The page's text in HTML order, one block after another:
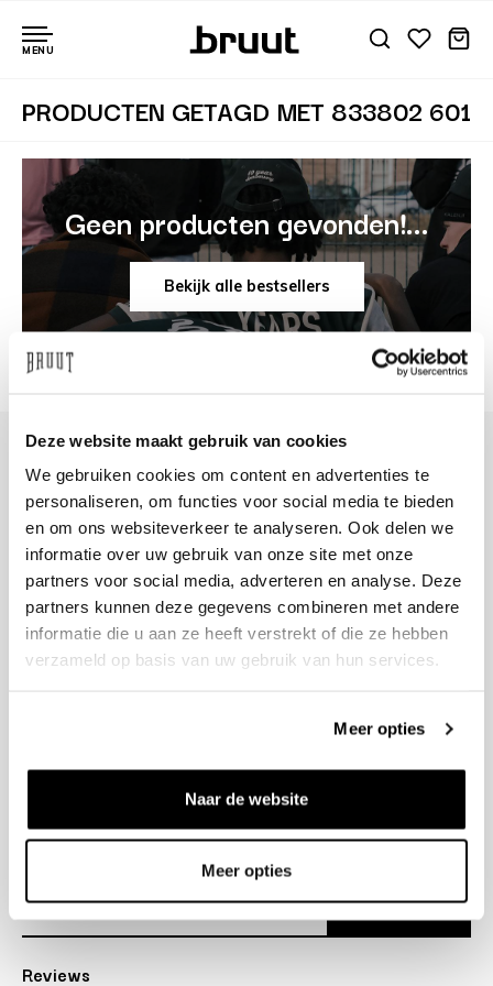
Deze website maakt gebruik van cookies
We gebruiken cookies om content en advertenties te
personaliseren, om functies voor social media te bieden
en om ons websiteverkeer te analyseren. Ook delen we
informatie over uw gebruik van onze site met onze
partners voor social media, adverteren en analyse. Deze
partners kunnen deze gegevens combineren met andere
informatie die u aan ze heeft verstrekt of die ze hebben
verzameld op basis van uw gebruik van hun services.
Meer opties
Naar de website
Meer opties
MENU
PRODUCTEN GETAGD MET 833802 601
Geen producten gevonden!...
Bekijk alle bestsellers
+31 23 205 2006
info@bruut.nl
Contact Formulier
Open tot 18:00
OPENINGSTIJDEN
Over ons
Reviews